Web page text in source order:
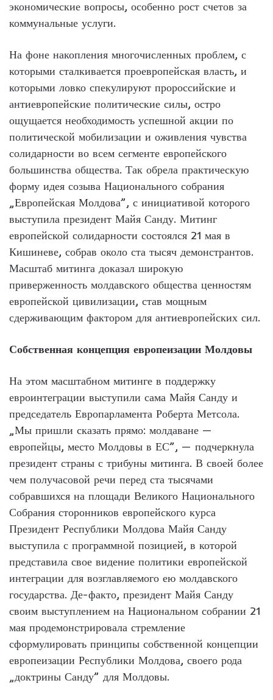
экономические вопросы, особенно рост счетов за
коммунальные услуги.
На фоне накопления многочисленных проблем, с
которыми сталкивается проевропейская власть, и
которыми ловко спекулируют пророссийские и
антиевропейские политические силы, остро
ощущается необходимость успешной акции по
политической мобилизации и оживления чувства
солидарности во всем сегменте европейского
большинства общества. Так обрела практическую
форму идея созыва Национального собрания
„Европейская Молдова”, с инициативой которого
выступила президент Майя Санду. Митинг
европейской солидарности состоялся 21 мая в
Кишиневе, собрав около ста тысяч демонстрантов.
Масштаб митинга доказал широкую
приверженность молдавского общества ценностям
европейской цивилизации, став мощным
сдерживающим фактором для антиевропейских сил.
Собственная концепция европеизации Молдовы
На этом масштабном митинге в поддержку
евроинтеграции выступили сама Майя Санду и
председатель Европарламента Роберта Метсола.
„Мы пришли сказать прямо: молдаване —
европейцы, место Молдовы в ЕС”, — подчеркнула
президент страны с трибуны митинга. В своей более
чем получасовой речи перед ста тысячами
собравшихся на площади Великого Национального
Собрания сторонников европейского курса
Президент Республики Молдова Майя Санду
выступила с программной позицией, в которой
представила свое видение политики европейской
интеграции для возглавляемого ею молдавского
государства. Де-факто, президент Майя Санду
своим выступлением на Национальном собрании 21
мая продемонстрировала стремление
сформулировать принципы собственной концепции
европеизации Республики Молдова, своего рода
„доктрины Санду” для Молдовы.